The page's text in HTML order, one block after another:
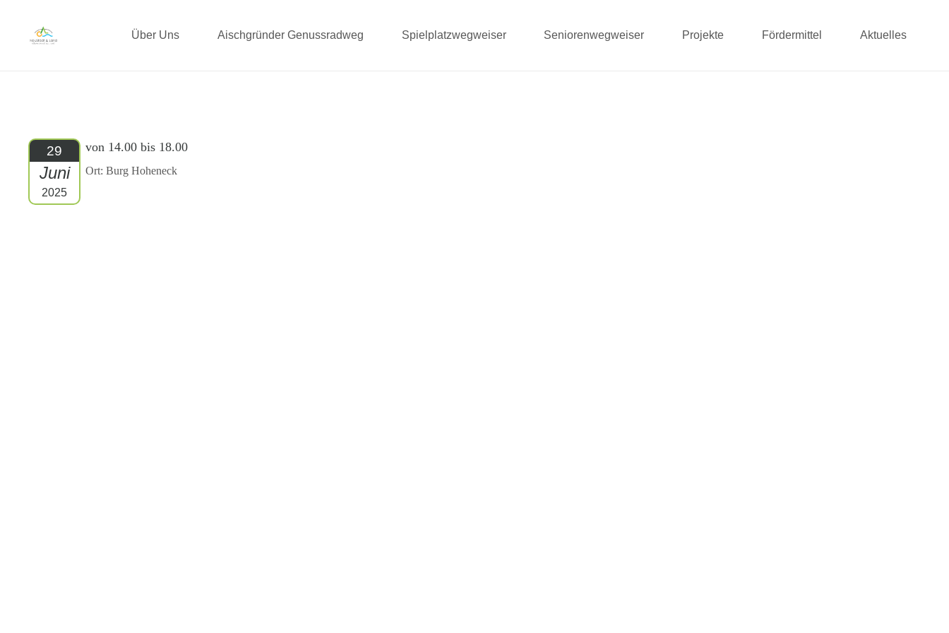
Über Uns Aischgründer Genussradweg Spielplatzwegweiser Seniorenwegweiser Projekte Fördermittel Aktuelles
29
Juni
2025
von 14.00 bis 18.00
Ort: Burg Hoheneck